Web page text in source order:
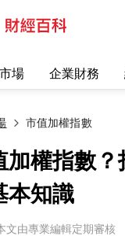
場 企業財務
市值加權指數
加權指數？
本知識
文由專業編輯定期審核